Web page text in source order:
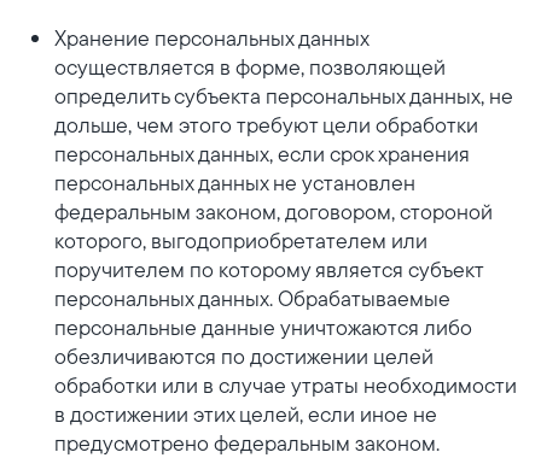
Хранение персональных данных
осуществляется в форме, позволяющей
определить субъекта персональных данных, не
дольше, чем этого требуют цели обработки
персональных данных, если срок хранения
персональных данных не установлен
федеральным законом, договором, стороной
которого, выгодоприобретателем или
поручителем по которому является субъект
персональных данных. Обрабатываемые
персональные данные уничтожаются либо
обезличиваются по достижении целей
обработки или в случае утраты необходимости
в достижении этих целей, если иное не
предусмотрено федеральным законом.